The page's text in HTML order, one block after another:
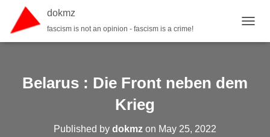
dokmz
fascism is not an opinion - fascism is a crime!
Belarus : Die Front neben dem
Krieg
Published by dokmz on May 25, 2022